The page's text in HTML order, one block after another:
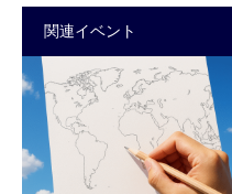
関連イベント